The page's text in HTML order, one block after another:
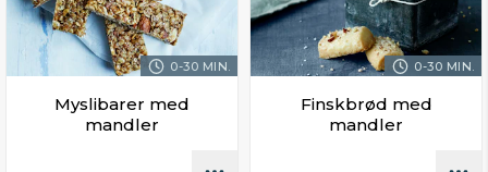
0-30 MIN.
Myslibarer med
mandler
0-30 MIN.
Finskbrød med
mandler